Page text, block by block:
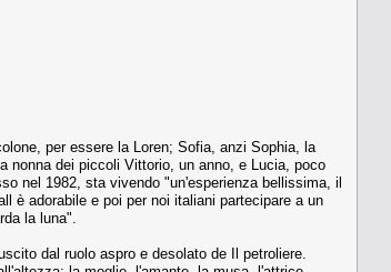
per essere la Loren; Sofia, anzi Sophia, la
nonna dei piccoli Vittorio, un anno, e Lucia, poco
nel 1982, sta vivendo "un'esperienza bellissima, il
è adorabile e poi per noi italiani partecipare a un
la luna".
dal ruolo aspro e desolato de Il petroliere.